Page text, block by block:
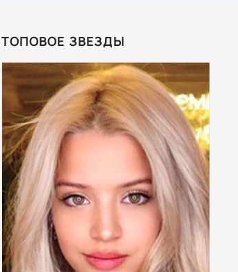
ТОПОВОЕ ЗВЕЗДЫ